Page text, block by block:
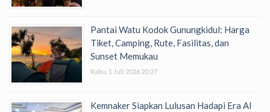
Pantai Watu Kodok Gunungkidul: Harga
Tiket, Camping, Rute, Fasilitas, dan
Sunset Memukau
Rabu, 1 Juli 2026 20:27
Kemnaker Siapkan Lulusan Hadapi Era AI